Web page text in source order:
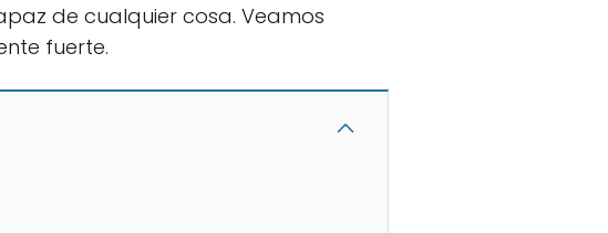
de cualquier cosa. Veamos
fuerte.